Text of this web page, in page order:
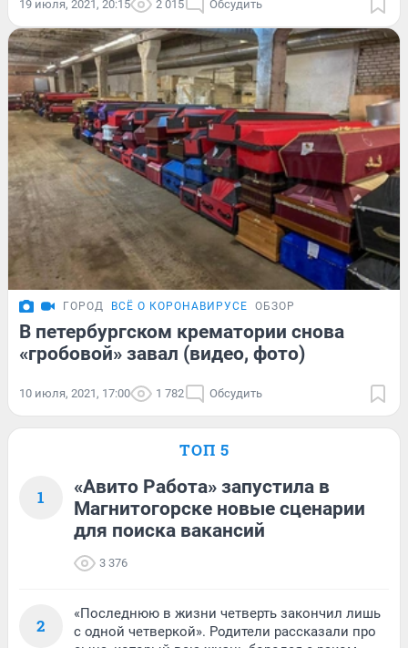
19 июля, 2021, 20:15 2 015 Обсудить
ГОРОД ВСЁ О КОРОНАВИРУСЕ ОБЗОР
В петербургском крематории снова
«гробовой» завал (видео, фото)
10 июля, 2021, 17:00 1 782 Обсудить
ТОП 5
1
«Авито Работа» запустила в
Магнитогорске новые сценарии
для поиска вакансий
3 376
2
«Последнюю в жизни четверть закончил лишь
с одной четверкой». Родители рассказали про